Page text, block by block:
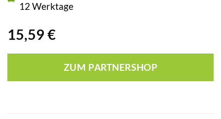
15,59 €
12 Werktage
ZUM PARTNERSHOP